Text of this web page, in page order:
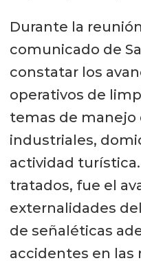
Durante la
comunicado de
constatar los
operativos de
temas de manejo
industriales,
actividad
tratados, fue el
externalidades
de señaléticas
accidentes en las